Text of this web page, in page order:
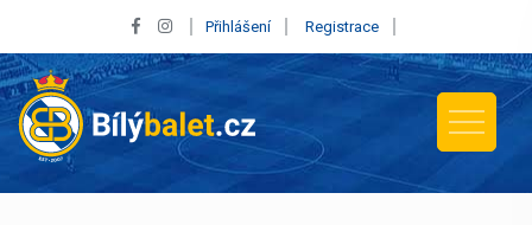
Přihlášení Registrace